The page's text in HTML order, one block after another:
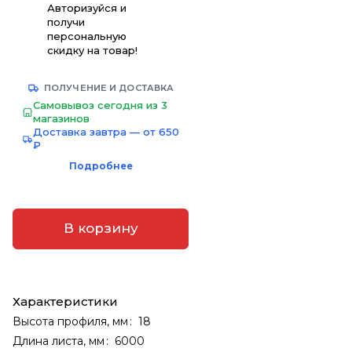
Авторизуйся и
получи
персональную
скидку на товар!
ПОЛУЧЕНИЕ И ДОСТАВКА
Самовывоз сегодня из 3
магазинов
Доставка завтра — от 650
₽
Подробнее
В корзину
Характеристики
Высота профиля, мм : 18
Длина листа, мм : 6000